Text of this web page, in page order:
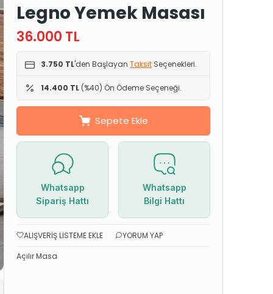
Legno Yemek Masası
36.000 TL
3.750 TL'den Başlayan Taksit Seçenekleri.
14.400 TL (%40) Ön Ödeme Seçeneği.
Sepete Ekle
Whatsapp
Sipariş Hattı
Whatsapp
Bilgi Hattı
ALIŞVERIŞ LISTEME EKLE
YORUM YAP
Açılır Masa